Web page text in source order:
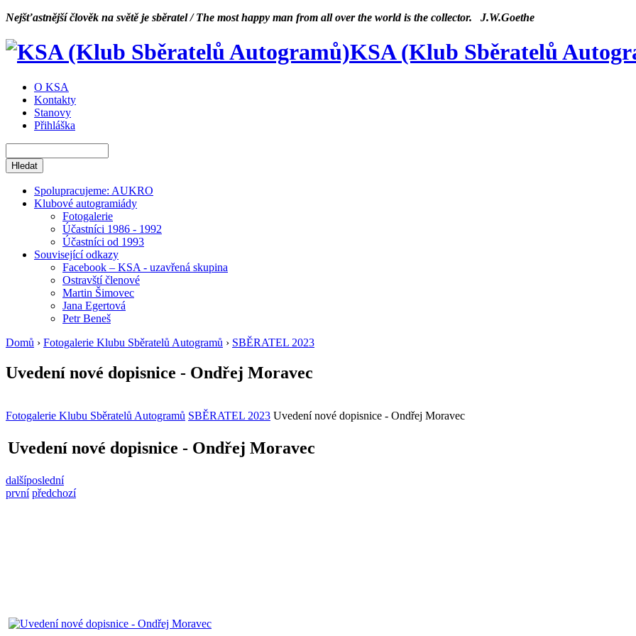
Nejšťastnější člověk na světě je sběratel / The most happy man from all over the world is the collector. J.W.Goethe
KSA (Klub Sběratelů
O KSA
Kontakty
Stanovy
Přihláška
Spolupracujeme: AUKRO
Klubové autogramiády
Fotogalerie
Účastníci 1986 - 1992
Účastníci od 1993
Související odkazy
Facebook – KSA - uzavřená skupina
Ostravští členové
Martin Šimovec
Jana Egertová
Petr Beneš
Domů › Fotogalerie Klubu Sběratelů Autogramů › SBĚRATEL 2023
Uvedení nové dopisnice - Ondřej Moravec
Fotogalerie Klubu Sběratelů Autogramů SBĚRATEL 2023 Uvedení nové dopisnice - Ondřej Moravec
Uvedení nové dopisnice - Ondřej Moravec
dalšíposlední
první předchozí